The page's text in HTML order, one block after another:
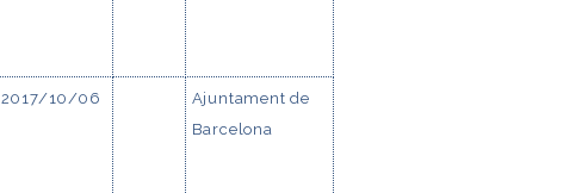
2017/10/06
Ajuntament de
Barcelona